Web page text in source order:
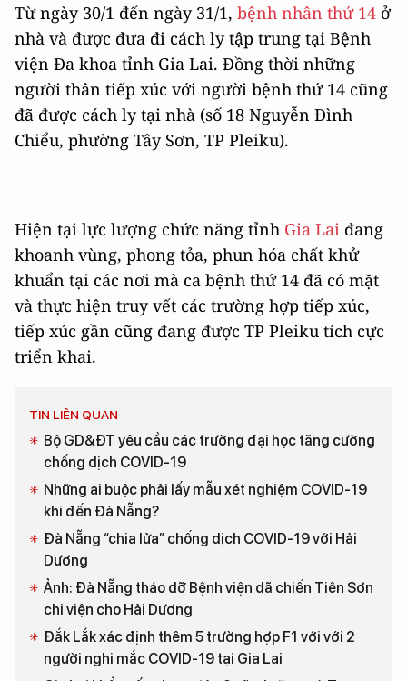
Từ ngày 30/1 đến ngày 31/1, bệnh nhân thứ 14 ở
nhà và được đưa đi cách ly tập trung tại Bệnh
viện Đa khoa tỉnh Gia Lai. Đồng thời những
người thân tiếp xúc với người bệnh thứ 14 cũng
đã được cách ly tại nhà (số 18 Nguyễn Đình
Chiểu, phường Tây Sơn, TP Pleiku).
Hiện tại lực lượng chức năng tỉnh Gia Lai đang
khoanh vùng, phong tỏa, phun hóa chất khử
khuẩn tại các nơi mà ca bệnh thứ 14 đã có mặt
và thực hiện truy vết các trường hợp tiếp xúc,
tiếp xúc gần cũng đang được TP Pleiku tích cực
triển khai.
TIN LIÊN QUAN
Bộ GD&ĐT yêu cầu các trường đại học tăng cường
chống dịch COVID-19
Những ai buộc phải lấy mẫu xét nghiệm COVID-19
khi đến Đà Nẵng?
Đà Nẵng “chia lửa” chống dịch COVID-19 với Hải
Dương
Ảnh: Đà Nẵng tháo dỡ Bệnh viện dã chiến Tiên Sơn
chi viện cho Hải Dương
Đắk Lắk xác định thêm 5 trường hợp F1 với với 2
người nghi mắc COVID-19 tại Gia Lai